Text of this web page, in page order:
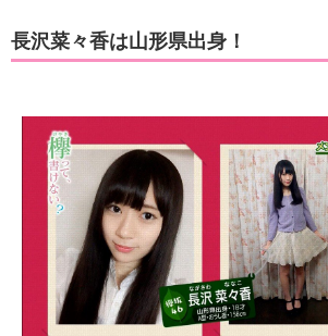
長沢菜々香は山形県出身！